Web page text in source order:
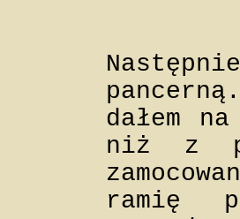
dałem
niż z
ramię